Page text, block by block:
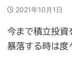
2021年10月1日
今まで積立投資
暴落する時は度